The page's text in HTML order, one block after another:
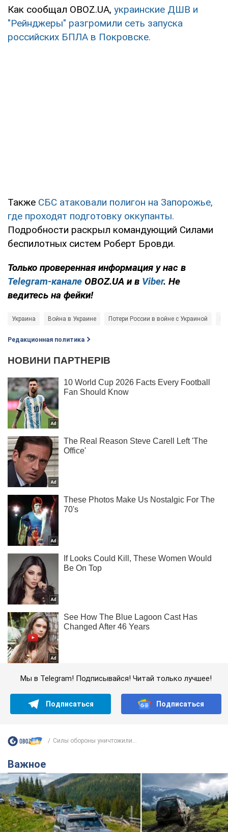
Как сообщал OBOZ.UA, украинские ДШВ и
"Рейнджеры" разгромили сеть запуска
российских БПЛА в Покровске.
Также СБС атаковали полигон на Запорожье,
где проходят подготовку оккупанты.
Подробности раскрыл командующий Силами
беспилотных систем Роберт Бровди.
Только проверенная информация у нас в
Telegram-канале OBOZ.UA и в Viber. Не
ведитесь на фейки!
Украина Война в Украине Потери России в войне с Украиной
Редакционная политика
Мы в Telegram! Подписывайся! Читай только лучшее!
Подписаться Подписаться
Силы обороны уничтожили...
Важное